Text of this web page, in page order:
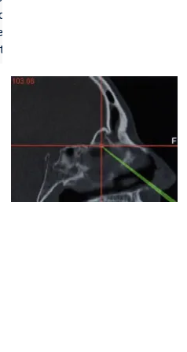
in das
Bildschirm der
dem Chirurgen
einem Fadenkreuz,
Stelle sich
Instrument im
befindet. Die
Form und
kann nur
werden,
die Messtechnik
Instrument
kann und
3D-
des